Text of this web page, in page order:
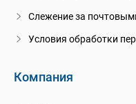
Слежение за
Условия обработки
Компания